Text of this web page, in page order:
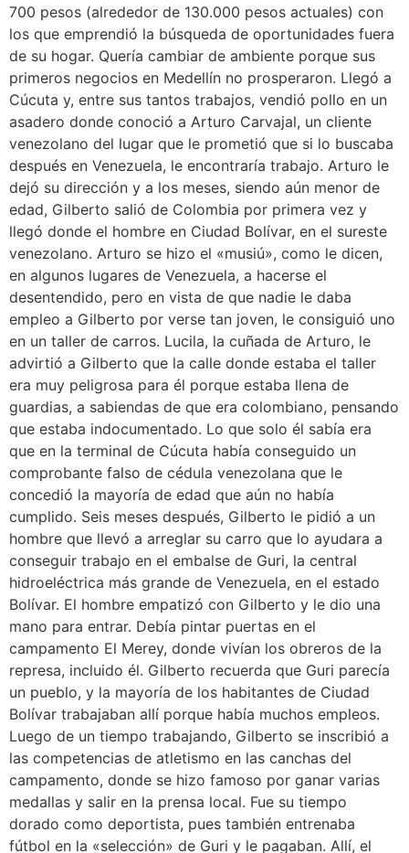
700 pesos (alrededor de 130.000 pesos actuales) con
los que emprendió la búsqueda de oportunidades fuera
de su hogar. Quería cambiar de ambiente porque sus
primeros negocios en Medellín no prosperaron. Llegó a
Cúcuta y, entre sus tantos trabajos, vendió pollo en un
asadero donde conoció a Arturo Carvajal, un cliente
venezolano del lugar que le prometió que si lo buscaba
después en Venezuela, le encontraría trabajo. Arturo le
dejó su dirección y a los meses, siendo aún menor de
edad, Gilberto salió de Colombia por primera vez y
llegó donde el hombre en Ciudad Bolívar, en el sureste
venezolano. Arturo se hizo el «musiú», como le dicen,
en algunos lugares de Venezuela, a hacerse el
desentendido, pero en vista de que nadie le daba
empleo a Gilberto por verse tan joven, le consiguió uno
en un taller de carros. Lucila, la cuñada de Arturo, le
advirtió a Gilberto que la calle donde estaba el taller
era muy peligrosa para él porque estaba llena de
guardias, a sabiendas de que era colombiano, pensando
que estaba indocumentado. Lo que solo él sabía era
que en la terminal de Cúcuta había conseguido un
comprobante falso de cédula venezolana que le
concedió la mayoría de edad que aún no había
cumplido. Seis meses después, Gilberto le pidió a un
hombre que llevó a arreglar su carro que lo ayudara a
conseguir trabajo en el embalse de Guri, la central
hidroeléctrica más grande de Venezuela, en el estado
Bolívar. El hombre empatizó con Gilberto y le dio una
mano para entrar. Debía pintar puertas en el
campamento El Merey, donde vivían los obreros de la
represa, incluido él. Gilberto recuerda que Guri parecía
un pueblo, y la mayoría de los habitantes de Ciudad
Bolívar trabajaban allí porque había muchos empleos.
Luego de un tiempo trabajando, Gilberto se inscribió a
las competencias de atletismo en las canchas del
campamento, donde se hizo famoso por ganar varias
medallas y salir en la prensa local. Fue su tiempo
dorado como deportista, pues también entrenaba
fútbol en la «selección» de Guri y le pagaban. Allí, el